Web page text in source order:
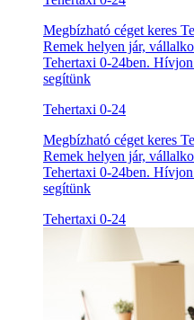
Megbízható céget keres
Remek helyen jár,
Tehertaxi 0-24ben.
segítünk
Tehertaxi 0-24
Megbízható céget keres
Remek helyen jár,
Tehertaxi 0-24ben.
segítünk
Tehertaxi 0-24